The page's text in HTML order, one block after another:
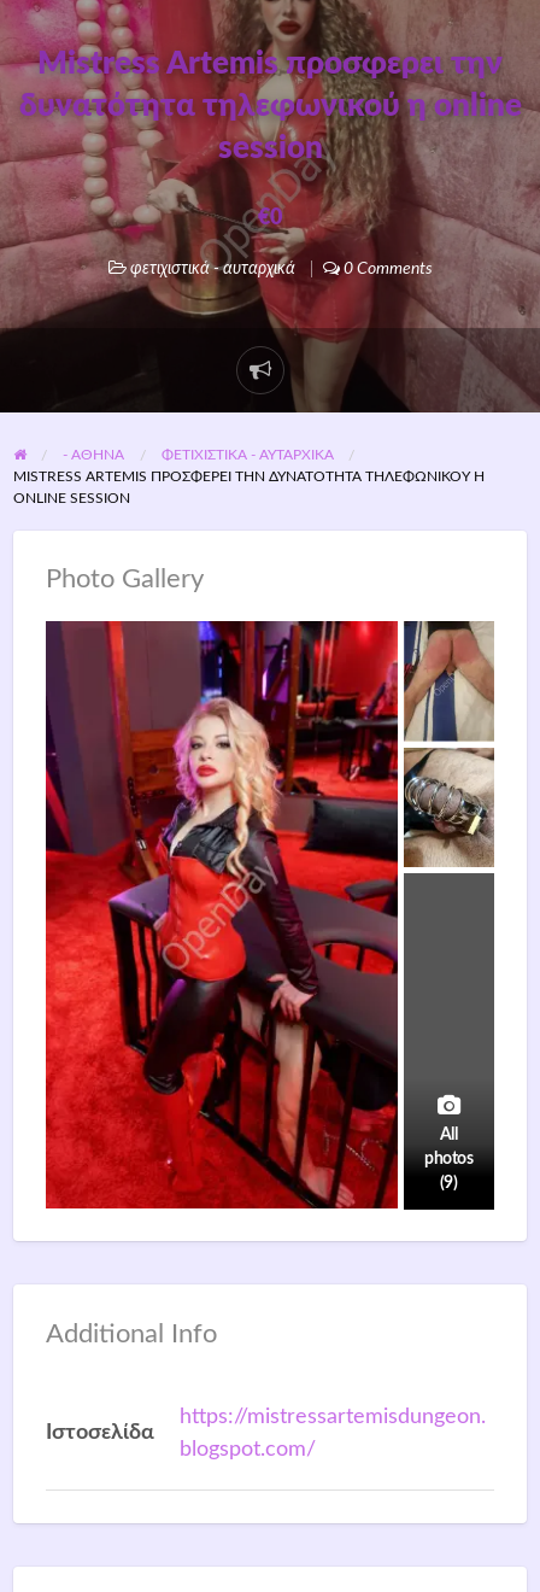
Mistress Artemis προσφερει την
δυνατότητα τηλεφωνικού η online
session
€0
φετιχιστικά - αυταρχικά 0 Comments
- ΑΘΗΝΑ
ΦΕΤΙΧΙΣΤΙΚΆ - ΑΥΤΑΡΧΙΚΆ
MISTRESS ARTEMIS ΠΡΟΣΦΕΡΕΙ ΤΗΝ ΔΥΝΑΤΌΤΗΤΑ ΤΗΛΕΦΩΝΙΚΟΎ Η
ONLINE SESSION
Photo Gallery
All
photos
(9)
Additional Info
Ιστοσελίδα
https://mistressartemisdungeon.
blogspot.com/